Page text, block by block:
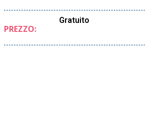
PREZZO:
Gratuito